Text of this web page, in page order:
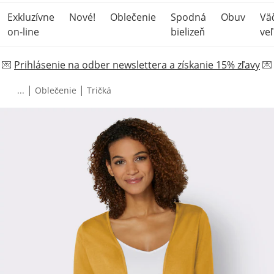
Exkluzívne
on-line
Nové! Oblečenie
Spodná
bielizeň
Obuv
💌 Prihlásenie na odber newslettera a získanie 15% zľavy💌
... | Oblečenie | Tričká